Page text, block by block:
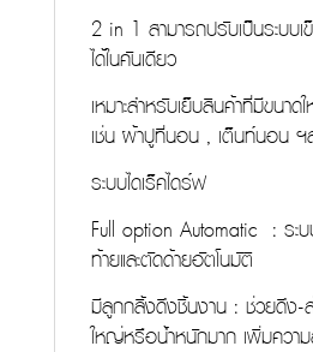
2 in 1 สามารถปรับเป็นระบบเ
ได้ในคันเดียว
เหมาะสำหรับเย็บสินค้าที่มีขนา
เช่น ผ้าปูที่นอน , เต็นท์นอน ฯ
ระบบไดเร็คไดร์ฟ
Full option Automatic : ระ
ท้ายและตัดด้ายอัตโนมัติ
มีลูกกลิ้งดึงชิ้นงาน : ช่วยดึง-
ใหญ่หรือน้ำหนักมาก เพิ่มความ